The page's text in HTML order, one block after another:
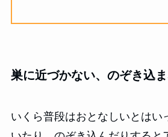
巣に近づかない、のぞき込
いくら普段はおとなしいとはい